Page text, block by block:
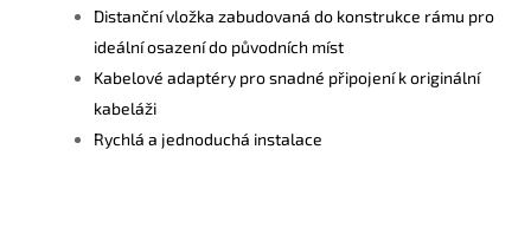
Distanční vložka zabudovaná do konstrukce rámu pro
ideální osazení do původních míst
Kabelové adaptéry pro snadné připojení k originální
kabeláži
Rychlá a jednoduchá instalace